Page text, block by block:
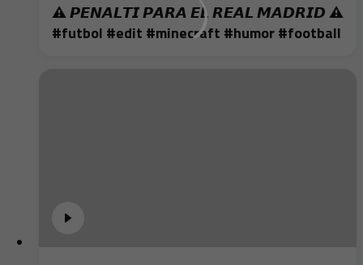
⚠️ 𝙋𝙀𝙉𝘼𝙇𝙏𝙄 𝙋𝘼𝙍𝘼 𝙀𝙇 𝙍𝙀𝘼𝙇 𝙈𝘼𝘿𝙍𝙄𝘿 ⚠️
#futbol #edit #minecraft #humor #football